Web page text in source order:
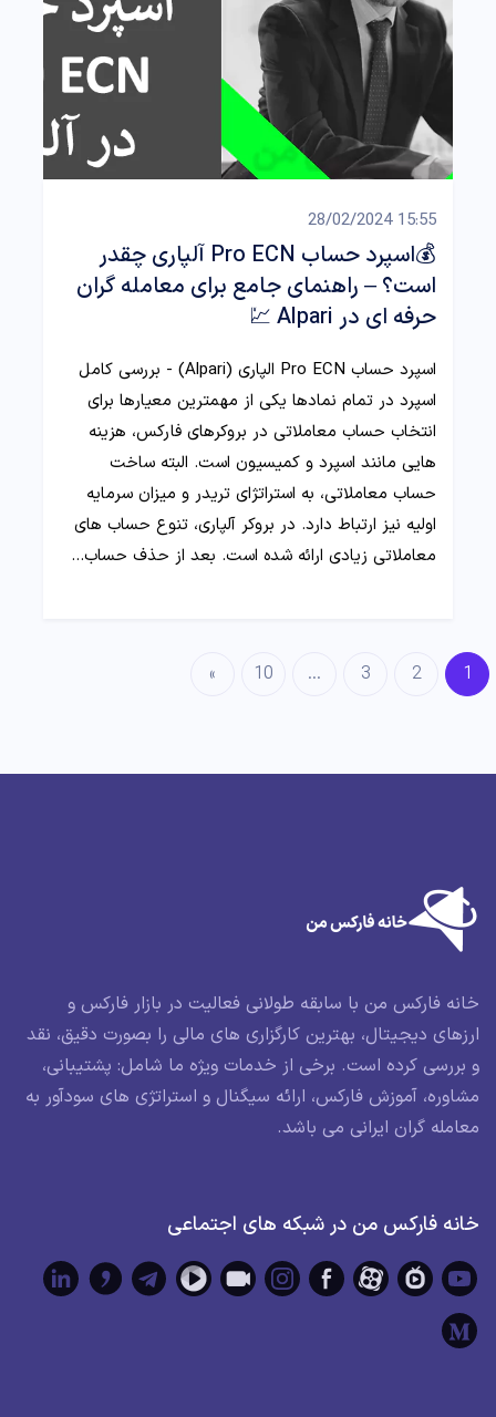
15:55 28/02/2024
💰اسپرد حساب Pro ECN آلپاری چقدر
است؟ – راهنمای جامع برای معامله گران
حرفه ای در Alpari 💹
اسپرد حساب Pro ECN الپاری (Alpari) - بررسی کامل
اسپرد در تمام نمادها یکی از مهمترین معیارها برای
انتخاب حساب معاملاتی در بروکرهای فارکس، هزینه
هایی مانند اسپرد و کمیسیون است. البته ساخت
حساب معاملاتی، به استراتژای تریدر و میزان سرمایه
اولیه نیز ارتباط دارد. در بروکر آلپاری، تنوع حساب های
معاملاتی زیادی ارائه شده است. بعد از حذف حساب…
1
2
3
…
10
»
خانه فارکس من با سابقه طولانی فعالیت در بازار فارکس و
ارزهای دیجیتال، بهترین کارگزاری های مالی را بصورت دقیق، نقد
و بررسی کرده است. برخی از خدمات ویژه ما شامل: پشتیبانی،
مشاوره، آموزش فارکس، ارائه سیگنال و استراتژی های سودآور به
معامله گران ایرانی می باشد.
خانه فارکس من در شبکه های اجتماعی